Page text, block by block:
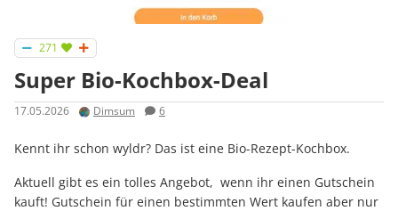
271
Super Bio-Kochbox-Deal
17.05.2026 Dimsum 6
Kennt ihr schon wyldr? Das ist eine Bio-Rezept-Kochbox.
Aktuell gibt es ein tolles Angebot, wenn ihr einen Gutschein
kauft! Gutschein für einen bestimmten Wert kaufen aber nur